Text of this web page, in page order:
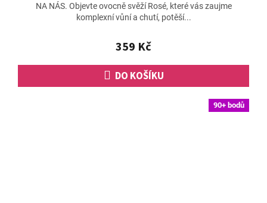
359 Kč
DO KOŠÍKU
NA NÁS. Objevte ovocně svěží Rosé, které vás zaujme
komplexní vůní a chutí, potěší...
90+ bodů